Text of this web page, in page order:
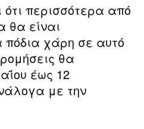
περισσότερα από
θα είναι
χάρη σε αυτό
θα
έως 12
με την